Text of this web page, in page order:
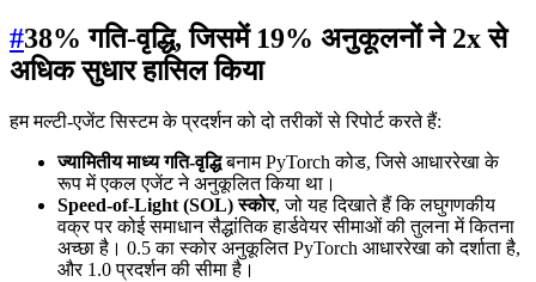
#38% गति-वृद्धि, जिसमें 19% अनुकूलनों ने 2x से
अधिक सुधार हासिल किया
हम मल्टी-एजेंट सिस्टम के प्रदर्शन को दो तरीकों से रिपोर्ट करते हैं:
ज्यामितीय माध्य गति-वृद्धिबनाम PyTorch कोड, जिसे आधाररेखा के
रूप में एकल एजेंट ने अनुकूलित किया था।
Speed-of-Light (SOL) स्कोर, जो यह दिखाते हैं कि लघुगणकीय
वक्र पर कोई समाधान सैद्धांतिक हार्डवेयर सीमाओं की तुलना में कितना
अच्छा है। 0.5 का स्कोर अनुकूलित PyTorch आधाररेखा को दर्शाता है,
और 1.0 प्रदर्शन की सीमा है।